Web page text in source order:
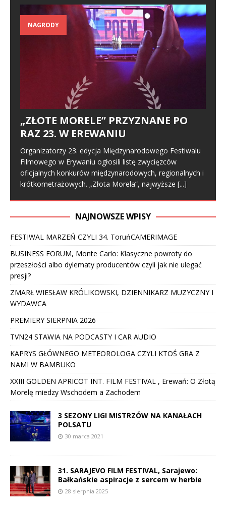
NAGRODY
„ZŁOTE MORELE” PRZYZNANE PO
RAZ 23. W EREWANIU
Organizatorzy 23. edycja Międzynarodowego Festiwalu
Filmowego w Erywaniu ogłosili listę zwycięzców
oficjalnych konkurów międzynarodowych, regionalnych i
krótkometrażowych. „Złota Morela”, najwyższe [...]
NAJNOWSZE WPISY
FESTIWAL MARZEŃ CZYLI 34. ToruńCAMERIMAGE
BUSINESS FORUM, Monte Carlo: Klasyczne powroty do
przeszłości albo dylematy producentów czyli jak nie ulegać
presji?
ZMARŁ WIESŁAW KRÓLIKOWSKI, DZIENNIKARZ MUZYCZNY I
WYDAWCA
PREMIERY SIERPNIA 2026
TVN24 STAWIA NA PODCASTY I CAR AUDIO
KAPRYS GŁÓWNEGO METEOROLOGA CZYLI KTOŚ GRA Z
NAMI W BAMBUKO
XXIII GOLDEN APRICOT INT. FILM FESTIVAL , Erewań: O Złotą
Morelę miedzy Wschodem a Zachodem
3 SEZONY LIGI MISTRZÓW NA KANAŁACH
POLSATU
30 marca 2021
31. SARAJEVO FILM FESTIVAL, Sarajewo:
Bałkańskie aspiracje z sercem w herbie
28 sierpnia 2025